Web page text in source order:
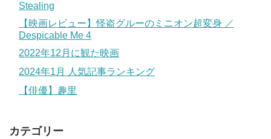
Stealing
【映画レビュー】怪盗グルーのミニオン超変身 ／
Despicable Me 4
2022年12月に観た映画
2024年1月 人気記事ランキング
【俳優】趣里
カテゴリー